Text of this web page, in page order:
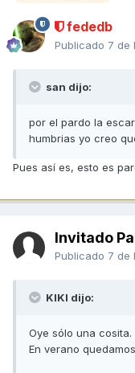
fededb
Publicado 7 de
san dijo:
por el pardo la
humbrias yo creo
Pues así es, esto es
Invitado
Publicado 7 de
KIKI dijo:
Oye sólo una cosita.
En verano